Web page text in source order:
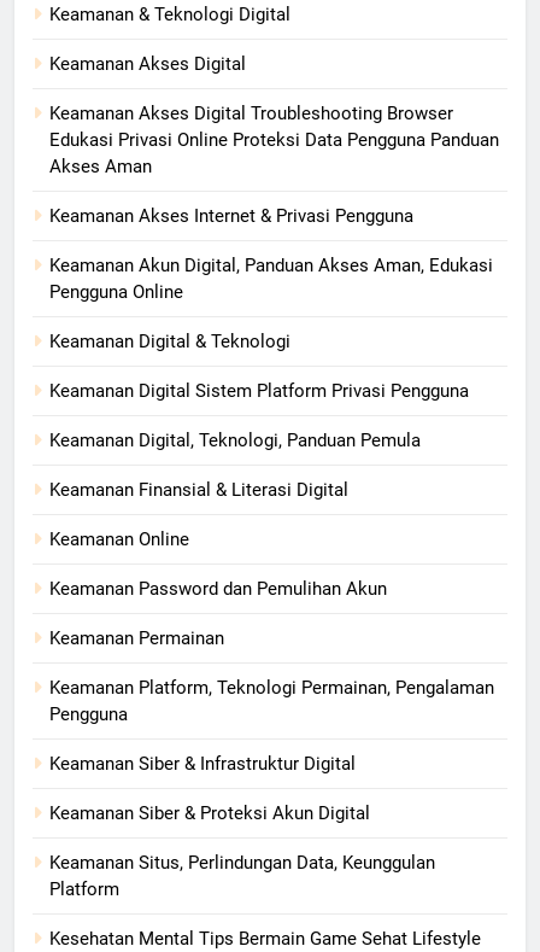
Keamanan & Teknologi Digital
Keamanan Akses Digital
Keamanan Akses Digital Troubleshooting Browser
Edukasi Privasi Online Proteksi Data Pengguna Panduan
Akses Aman
Keamanan Akses Internet & Privasi Pengguna
Keamanan Akun Digital, Panduan Akses Aman, Edukasi
Pengguna Online
Keamanan Digital & Teknologi
Keamanan Digital Sistem Platform Privasi Pengguna
Keamanan Digital, Teknologi, Panduan Pemula
Keamanan Finansial & Literasi Digital
Keamanan Online
Keamanan Password dan Pemulihan Akun
Keamanan Permainan
Keamanan Platform, Teknologi Permainan, Pengalaman
Pengguna
Keamanan Siber & Infrastruktur Digital
Keamanan Siber & Proteksi Akun Digital
Keamanan Situs, Perlindungan Data, Keunggulan
Platform
Kesehatan Mental Tips Bermain Game Sehat Lifestyle